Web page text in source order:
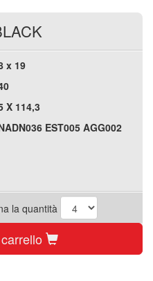
x 19
X 114,3
EST005 AGG002
la quantità